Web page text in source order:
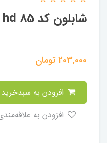
شابلون کد hd 85
203,000تومان